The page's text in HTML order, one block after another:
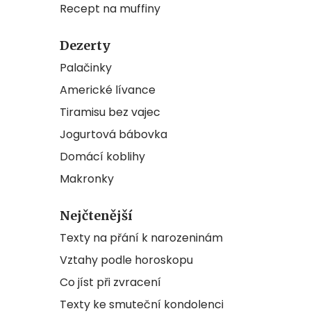
Recept na muffiny
Dezerty
Palačinky
Americké lívance
Tiramisu bez vajec
Jogurtová bábovka
Domácí koblihy
Makronky
Nejčtenější
Texty na přání k narozeninám
Vztahy podle horoskopu
Co jíst při zvracení
Texty ke smuteční kondolenci